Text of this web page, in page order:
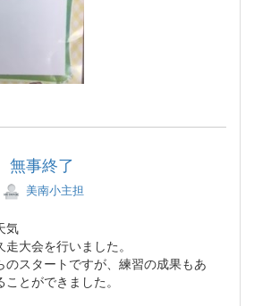
事終了
美南小主担
気
大会を行いました。
のスタートですが、練習の成果もあ
とができました。